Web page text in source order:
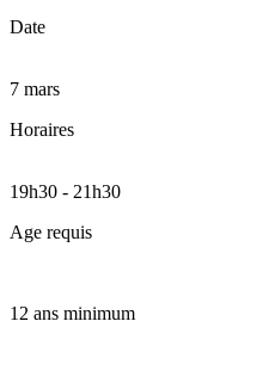
Date
7 mars
Horaires
19h30 - 21h30
Age requis
12 ans minimum